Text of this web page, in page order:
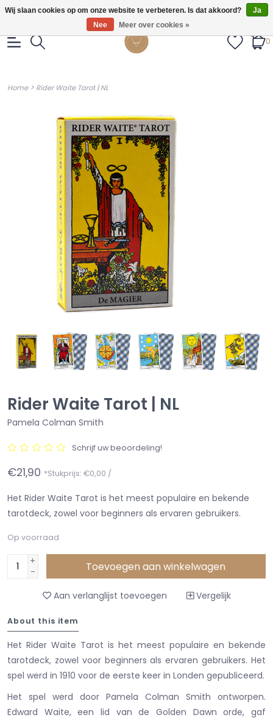
Gratis verzendig vanaf €55.
0
Home> Rider Waite Tarot | NL
Rider Waite Tarot | NL
Pamela Colman Smith
Schrijf uw beoordeling!
€21,90 *Stukprijs: €0,00 /
Het Rider Waite Tarot is het meest populaire en bekende
tarotdeck, zowel voor beginners als ervaren gebruikers.
Op voorraad
+
-
Toevoegen aan winkelwagen
Aan verlanglijst toevoegen Vergelijk
About this item
Het Rider Waite Tarot is het meest populaire en bekende
tarotdeck, zowel voor beginners als ervaren gebruikers. Het
spel werd in 1910 voor de eerste keer in Londen gepubliceerd.
Het spel werd door Pamela Colman Smith ontworpen.
Edward Waite, een lid van de Golden Dawn orde, gaf
Wij slaan cookies op om onze website te verbeteren. Is dat akkoord?
Ja
Nee
Meer over cookies »